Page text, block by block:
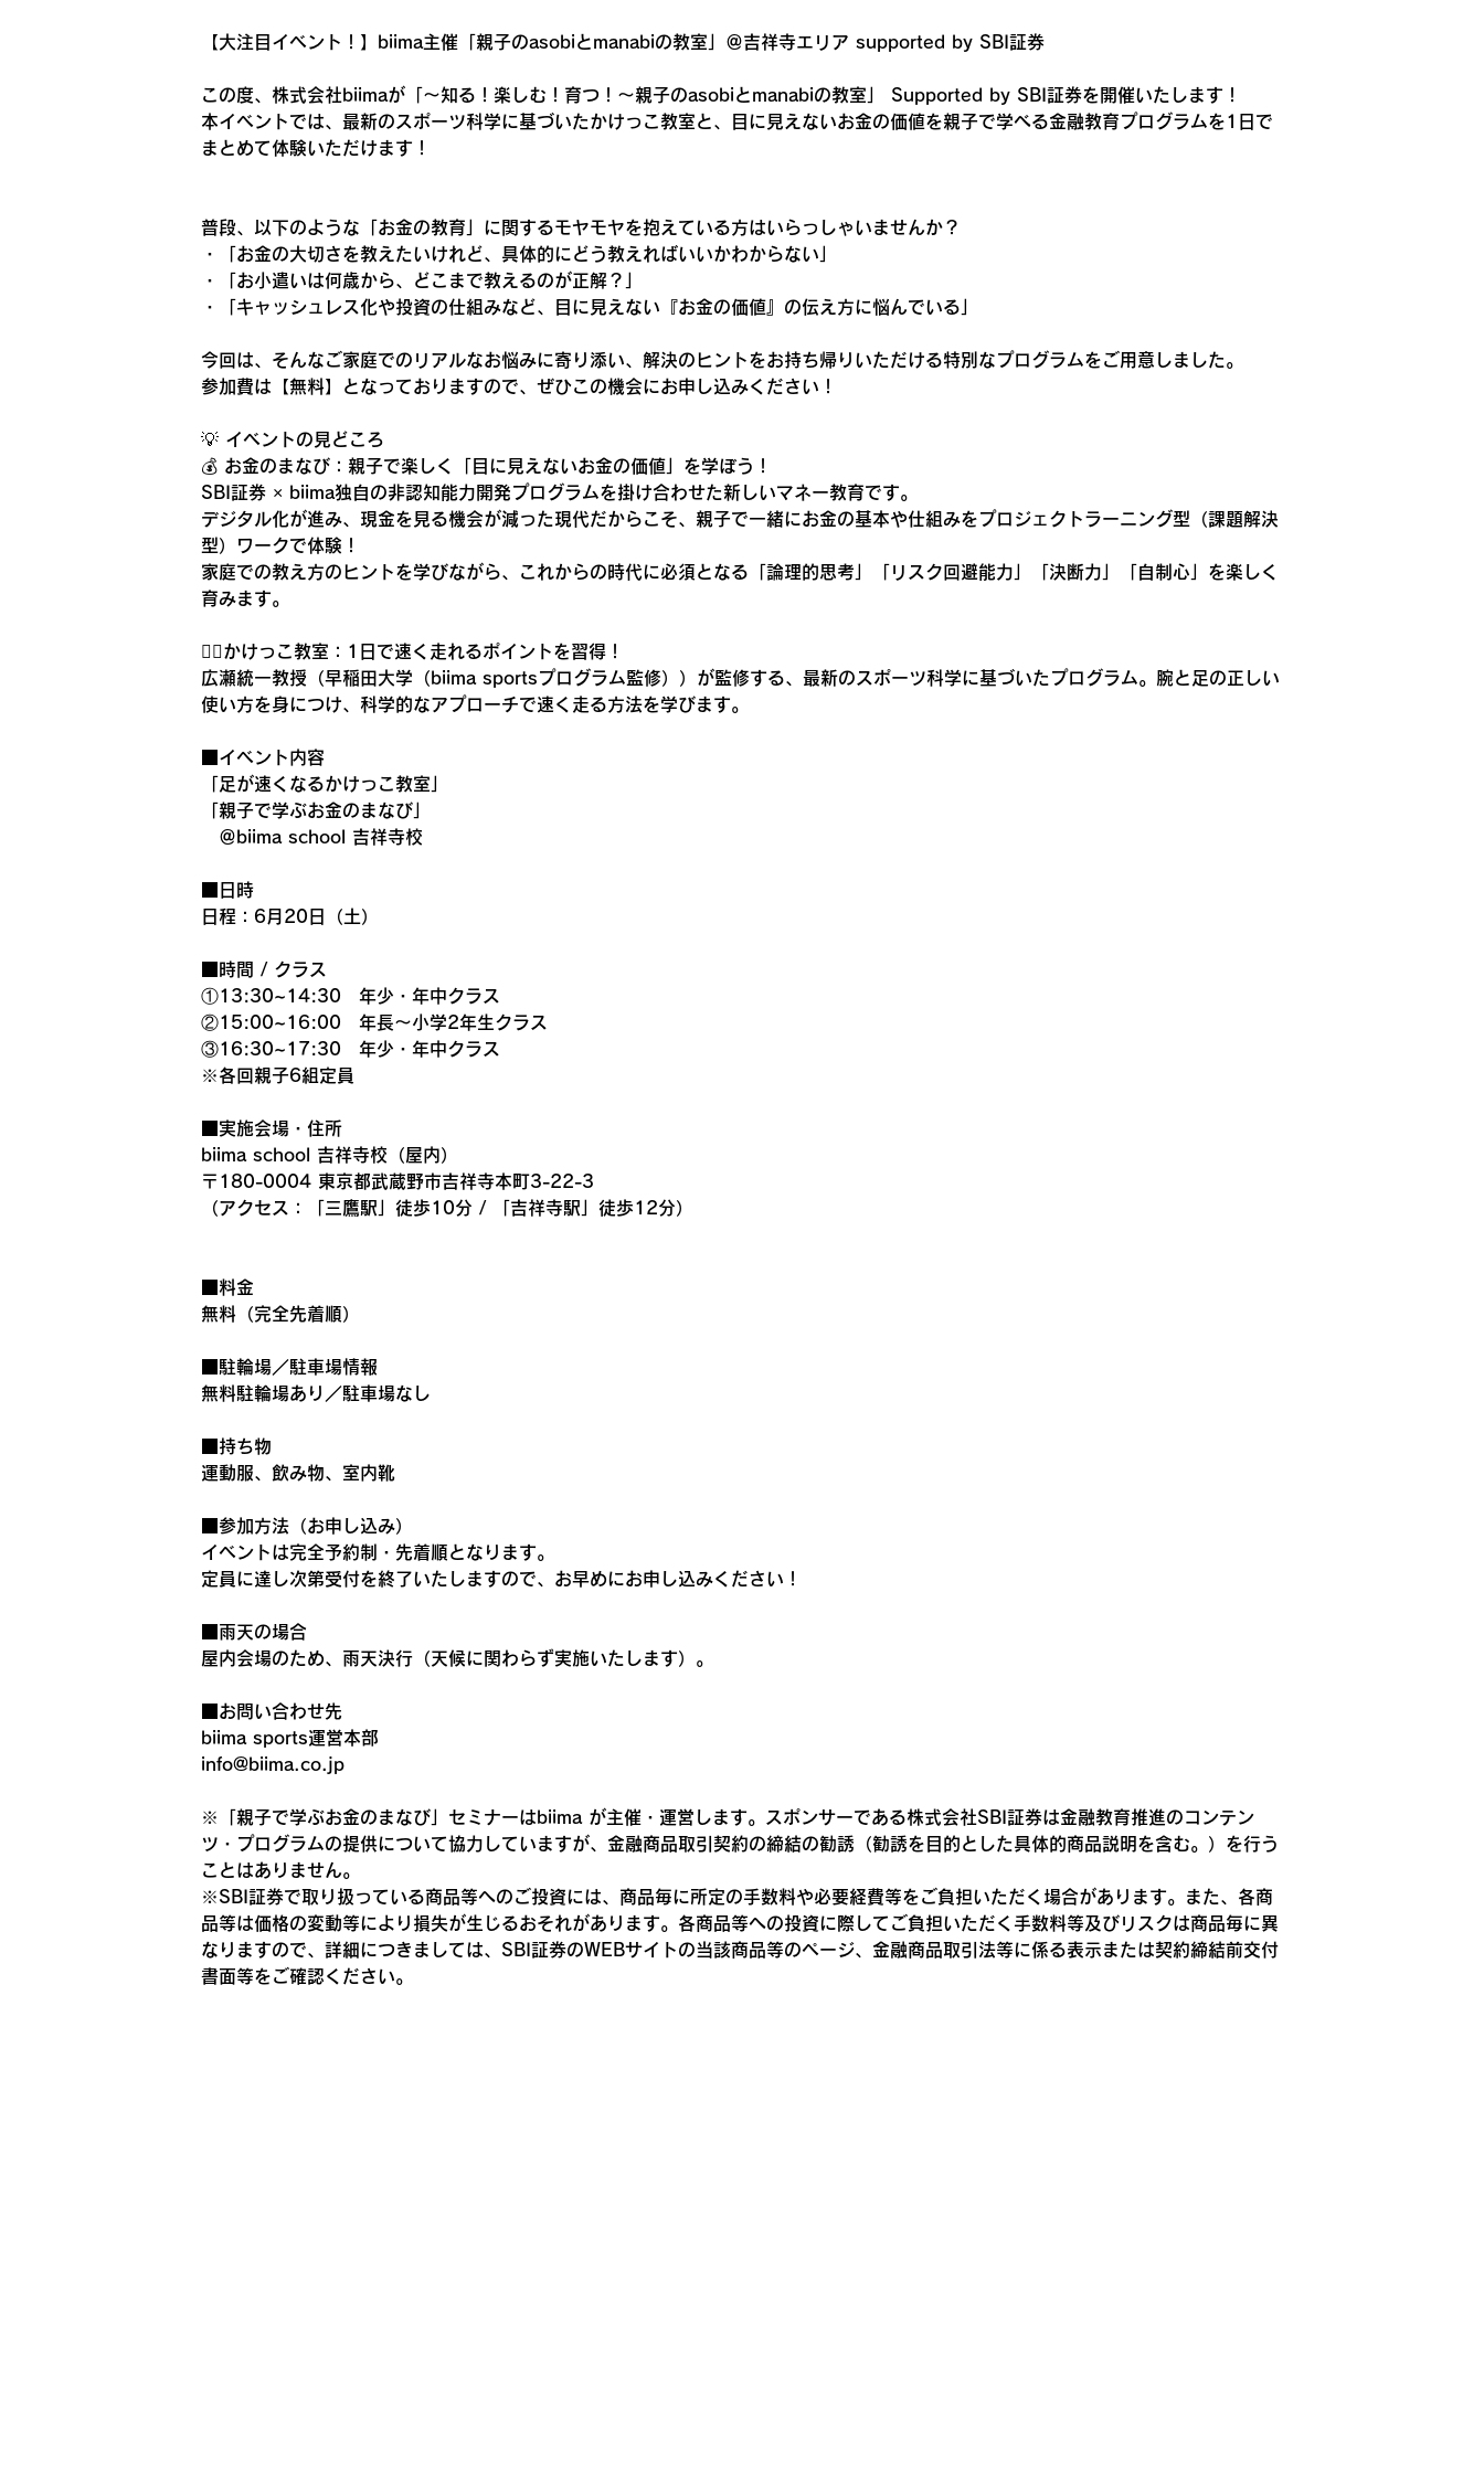
【大注目イベント！】biima主催「親子のasobiとmanabiの教室」＠吉祥寺エリア supported by SBI証券
この度、株式会社biimaが「〜知る！楽しむ！育つ！〜親子のasobiとmanabiの教室」 Supported by SBI証券を開催いたします！
本イベントでは、最新のスポーツ科学に基づいたかけっこ教室と、目に見えないお金の価値を親子で学べる金融教育プログラムを1日で
まとめて体験いただけます！
普段、以下のような「お金の教育」に関するモヤモヤを抱えている方はいらっしゃいませんか？
・「お金の大切さを教えたいけれど、具体的にどう教えればいいかわからない」
・「お小遣いは何歳から、どこまで教えるのが正解？」
・「キャッシュレス化や投資の仕組みなど、目に見えない『お金の価値』の伝え方に悩んでいる」
今回は、そんなご家庭でのリアルなお悩みに寄り添い、解決のヒントをお持ち帰りいただける特別なプログラムをご用意しました。
参加費は【無料】となっておりますので、ぜひこの機会にお申し込みください！
💡 イベントの見どころ
💰 お金のまなび：親子で楽しく「目に見えないお金の価値」を学ぼう！
SBI証券 × biima独自の非認知能力開発プログラムを掛け合わせた新しいマネー教育です。
デジタル化が進み、現金を見る機会が減った現代だからこそ、親子で一緒にお金の基本や仕組みをプロジェクトラーニング型（課題解決
型）ワークで体験！
家庭での教え方のヒントを学びながら、これからの時代に必須となる「論理的思考」「リスク回避能力」「決断力」「自制心」を楽しく
育みます。
🏃‍♂️かけっこ教室：1日で速く走れるポイントを習得！
広瀬統一教授（早稲田大学（biima sportsプログラム監修））が監修する、最新のスポーツ科学に基づいたプログラム。腕と足の正しい
使い方を身につけ、科学的なアプローチで速く走る方法を学びます。
■イベント内容
「足が速くなるかけっこ教室」
「親子で学ぶお金のまなび」
＠biima school 吉祥寺校
■日時
日程：6月20日（土）
■時間 / クラス
①13:30~14:30　年少・年中クラス
②15:00~16:00　年長～小学2年生クラス
③16:30~17:30　年少・年中クラス
※各回親子6組定員
■実施会場・住所
biima school 吉祥寺校（屋内）
〒180-0004 東京都武蔵野市吉祥寺本町3-22-3
（アクセス：「三鷹駅」徒歩10分 / 「吉祥寺駅」徒歩12分）
■料金
無料（完全先着順）
■駐輪場／駐車場情報
無料駐輪場あり／駐車場なし
■持ち物
運動服、飲み物、室内靴
■参加方法（お申し込み）
イベントは完全予約制・先着順となります。
定員に達し次第受付を終了いたしますので、お早めにお申し込みください！
■雨天の場合
屋内会場のため、雨天決行（天候に関わらず実施いたします）。
■お問い合わせ先
biima sports運営本部
info@biima.co.jp
※「親子で学ぶお金のまなび」セミナーはbiima が主催・運営します。スポンサーである株式会社SBI証券は金融教育推進のコンテン
ツ・プログラムの提供について協力していますが、金融商品取引契約の締結の勧誘（勧誘を目的とした具体的商品説明を含む。）を行う
ことはありません。
※SBI証券で取り扱っている商品等へのご投資には、商品毎に所定の手数料や必要経費等をご負担いただく場合があります。また、各商
品等は価格の変動等により損失が生じるおそれがあります。各商品等への投資に際してご負担いただく手数料等及びリスクは商品毎に異
なりますので、詳細につきましては、SBI証券のWEBサイトの当該商品等のページ、金融商品取引法等に係る表示または契約締結前交付
書面等をご確認ください。